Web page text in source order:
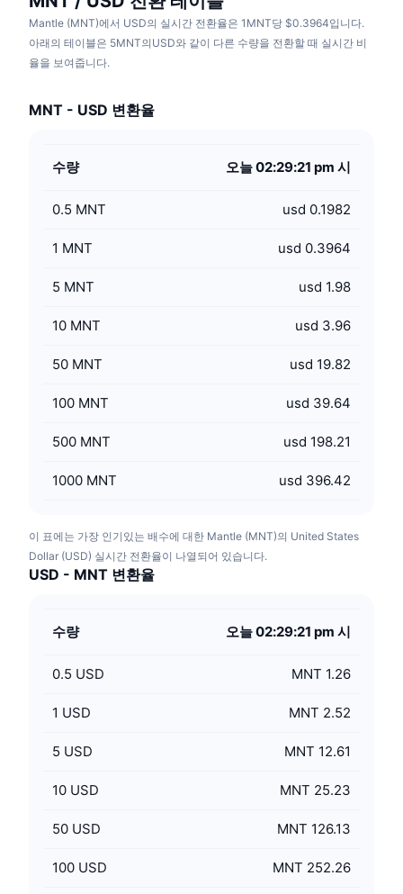
Mantle (MNT)에서 USD의 실시간 전환율은 1MNT당 $0.3964입니다.
아래의 테이블은 5MNT의USD와 같이 다른 수량을 전환할 때 실시간 비
율을 보여줍니다.
MNT - USD 변환율
수량 오늘 02:29:21 pm 시
0.5 MNT usd 0.1982
1 MNT usd 0.3964
5 MNT usd 1.98
10 MNT usd 3.96
50 MNT usd 19.82
100 MNT usd 39.64
500 MNT usd 198.21
1000 MNT usd 396.42
이 표에는 가장 인기있는 배수에 대한 Mantle (MNT)의 United States
Dollar (USD) 실시간 전환율이 나열되어 있습니다.
USD - MNT 변환율
수량 오늘 02:29:21 pm 시
0.5 USD MNT 1.26
1 USD MNT 2.52
5 USD MNT 12.61
10 USD MNT 25.23
50 USD MNT 126.13
100 USD MNT 252.26